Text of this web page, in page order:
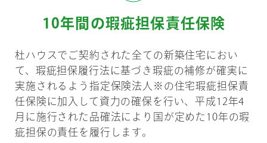
10年間の瑕疵担保責任保険
杜ハウスでご契約された全ての新築住宅におい
て、瑕疵担保履行法に基づき瑕疵の補修が確実に
実施されるよう指定保険法人※の住宅瑕疵担保責
任保険に加入して資力の確保を行い、平成12年4
月に施行された品確法により国が定めた10年の瑕
疵担保の責任を履行します。